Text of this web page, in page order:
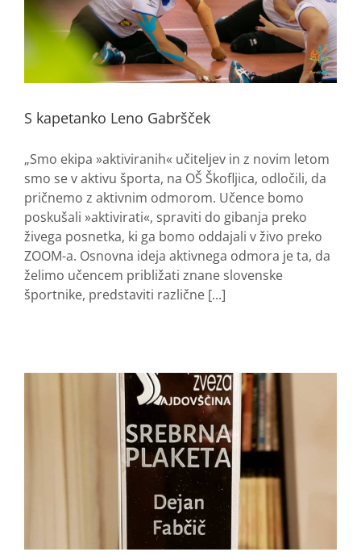
S kapetanko Leno Gabršček
„Smo ekipa »aktiviranih« učiteljev in z novim letom
smo se v aktivu športa, na OŠ Škofljica, odločili, da
pričnemo z aktivnim odmorom. Učence bomo
poskušali »aktivirati«, spraviti do gibanja preko
živega posnetka, ki ga bomo oddajali v živo preko
ZOOM-a. Osnovna ideja aktivnega odmora je ta, da
želimo učencem približati znane slovenske
športnike, predstaviti različne [...]